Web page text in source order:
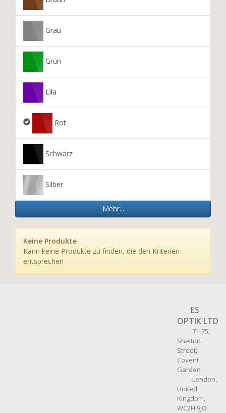
Grau
Grün
Lila
Rot
Schwarz
Silber
Mehr...
Keine Produkte
Kann keine Produkte zu finden, die den Kriterien
entsprechen
ES
OPTIK LTD
71-75,
Shelton
Street,
Covent
Garden
London,
United
Kingdom,
WC2H 9JQ